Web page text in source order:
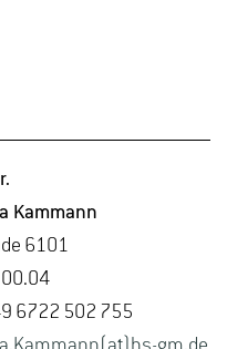
Kam­mann
6101
00.04
6722 502 755